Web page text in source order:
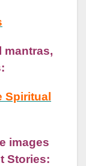
mantras,
Spiritual
images
Stories: